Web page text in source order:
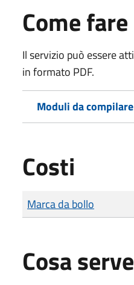
Come fare
Il servizio può essere
in formato PDF.
Moduli da
Costi
Tipo di pagamento
Importo
Marca da bollo
Cosa serve